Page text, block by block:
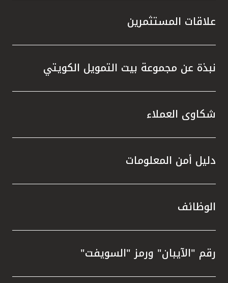
علاقات المستثمرين
نبذة عن مجموعة بيت التمويل الكويتي
شكاوى العملاء
دليل أمن المعلومات
الوظائف
رقم "الآيبان" ورمز "السويفت"